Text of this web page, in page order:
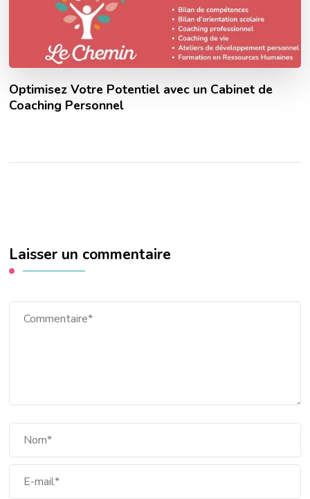
Optimisez Votre Potentiel avec un Cabinet de
Coaching Personnel
Laisser un commentaire